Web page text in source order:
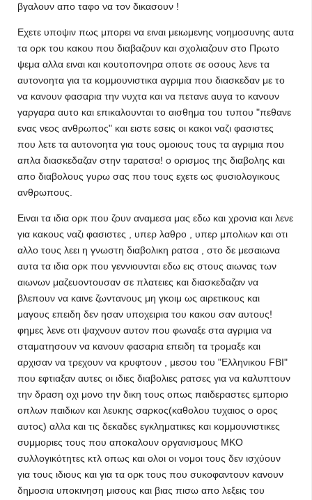
βγαλουν απο ταφο να τον δικασουν !
Εχετε υποψιν πως μπορει να ειναι μειωμενης νοημοσυνης αυτα
τα ορκ του κακου που διαβαζουν και σχολιαζουν στο Πρωτο
ψεμα αλλα ειναι και κουτοπονηρα οποτε σε οσους λενε τα
αυτονοητα για τα κομμουνιστικα αγριμια που διασκεδαν με το
να κανουν φασαρια την νυχτα και να πετανε αυγα το κανουν
γαργαρα αυτο και επικαλουνται το αισθημα του τυπου "πεθανε
ενας νεος ανθρωπος" και ειστε εσεις οι κακοι ναζι φασιστες
που λετε τα αυτονοητα για τους ομοιους τους τα αγριμια που
απλα διασκεδαζαν στην ταρατσα! ο ορισμος της διαβολης και
απο διαβολους γυρω σας που τους εχετε ως φυσιολογικους
ανθρωπους.
Ειναι τα ιδια ορκ που ζουν αναμεσα μας εδω και χρονια και λενε
για κακους ναζι φασιστες , υπερ λαθρο , υπερ μπολιων και οτι
αλλο τους λεει η γνωστη διαβολικη ρατσα , στο δε μεσαιωνα
αυτα τα ιδια ορκ που γεννιουνται εδω εις στους αιωνας των
αιωνων μαζευοντουσαν σε πλατειες και διασκεδαζαν να
βλεπουν να καινε ζωντανους μη γκοιμ ως αιρετικους και
μαγους επειδη δεν ησαν υποχειρια του κακου σαν αυτους!
φημες λενε οτι ψαχνουν αυτον που φωναξε στα αγριμια να
σταματησουν να κανουν φασαρια επειδη τα τρομαξε και
αρχισαν να τρεχουν να κρυφτουν , μεσου του "Ελληνικου FBI"
που εφτιαξαν αυτες οι ιδιες διαβολιες ρατσες για να καλυπτουν
την δραση οχι μονο την δικη τους οπως παιδεραστες εμποριο
οπλων παιδιων και λευκης σαρκος(καθολου τυχαιος ο ορος
αυτος) αλλα και τις δεκαδες εγκληματικες και κομμουνιστικες
συμμοριες τους που αποκαλουν οργανισμους ΜΚΟ
συλλογικότητες κτλ οπως και ολοι οι νομοι τους δεν ισχύουν
για τους ιδιους και για τα ορκ τους που συκοφαντουν κανουν
δημοσια υποκινηση μισους και βιας πισω απο λεξεις του